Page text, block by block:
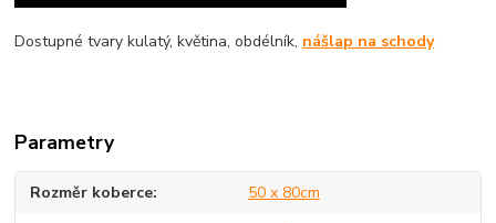
Dostupné tvary kulatý, květina, obdélník, nášlap na schody
Parametry
Rozměr koberce 50 x 80cm